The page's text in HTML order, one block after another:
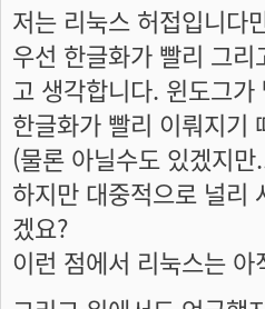
저는 리눅스 허접입니다
우선 한글화가 빨리 그
고 생각합니다. 윈도그
한글화가 빨리 이뤄지기
(물론 아닐수도 있겠지
하지만 대중적으로 널리
겠요?
이런 점에서 리눅스는